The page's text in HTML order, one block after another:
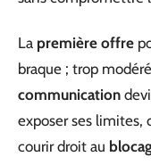
La première offre
braque ; trop
communication
exposer ses limites,
courir droit au